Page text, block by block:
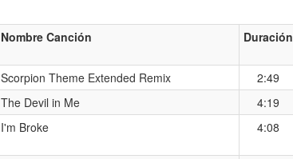
Nombre Canción Duración
Scorpion Theme Extended Remix 2:49
The Devil in Me 4:19
I'm Broke 4:08